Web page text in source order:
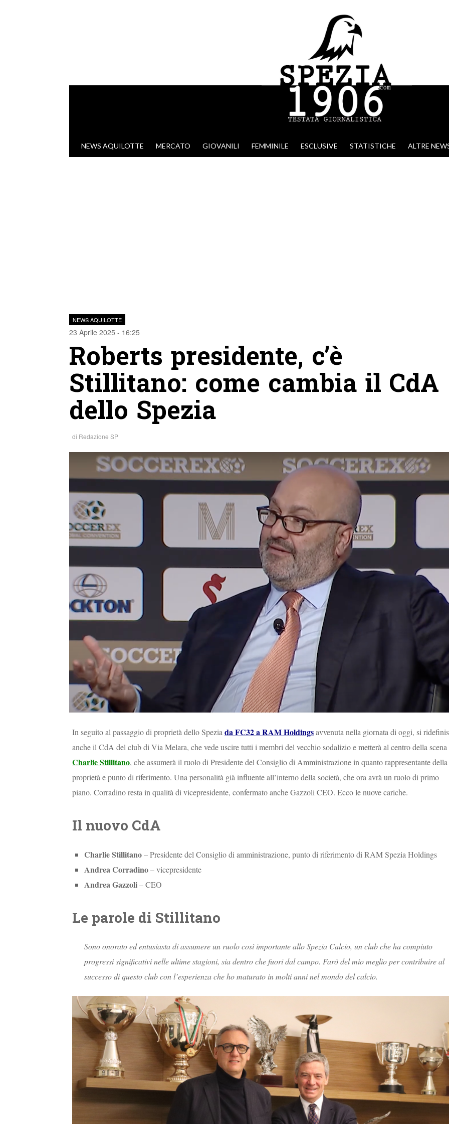
VAI AL CONTENUTO
NEWS AQUILOTTE MERCATO GIOVANILI FEMMINILE ESCLUSIVE STATISTICHE ALTRE
NEWS AQUILOTTE
23 Aprile 2025 - 16:25
Roberts presidente, c’è
Stillitano: come cambia il CdA
dello Spezia
di Redazione SP
In seguito al passaggio di proprietà dello Spezia da FC32 a RAM Holdingsavvenuta nella giornata di oggi, si
anche il CdA del club di Via Melara, che vede uscire tutti i membri del vecchio sodalizio e metterà al centro della scena
Charlie Stillitano, che assumerà il ruolo di Presidente del Consiglio di Amministrazione in quanto rappresentante della
proprietà e punto di riferimento. Una personalità già influente all’interno della società, che ora avrà un ruolo di primo
piano. Corradino resta in qualità di vicepresidente, confermato anche Gazzoli CEO. Ecco le nuove cariche.
Il nuovo CdA
Charlie Stillitano– Presidente del Consiglio di amministrazione, punto di riferimento di RAM Spezia Holdings
Andrea Corradino– vicepresidente
Andrea Gazzoli– CEO
Le parole di Stillitano
Sono onorato ed entusiasta di assumere un ruolo così importante allo Spezia Calcio, un club che ha compiuto
progressi significativi nelle ultime stagioni, sia dentro che fuori dal campo. Farò del mio meglio per contribuire al
successo di questo club con l’esperienza che ho maturato in molti anni nel mondo del calcio.